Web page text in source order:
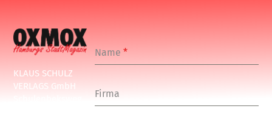
KLAUS SCHULZ
VERLAGS GmbH
Name*
Firma